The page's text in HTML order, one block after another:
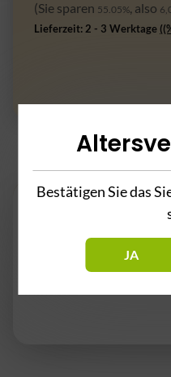
(Sie sparen 55.05% , also
Lieferzeit: 2 - 3 Werktage
Markt. Der Kopf ist
100%
Hitzeverteilung
. Im
Bestätigen Sie das
JA